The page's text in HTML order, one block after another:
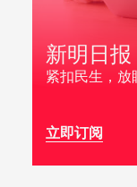
新明日报
紧扣民生，放
立即订阅